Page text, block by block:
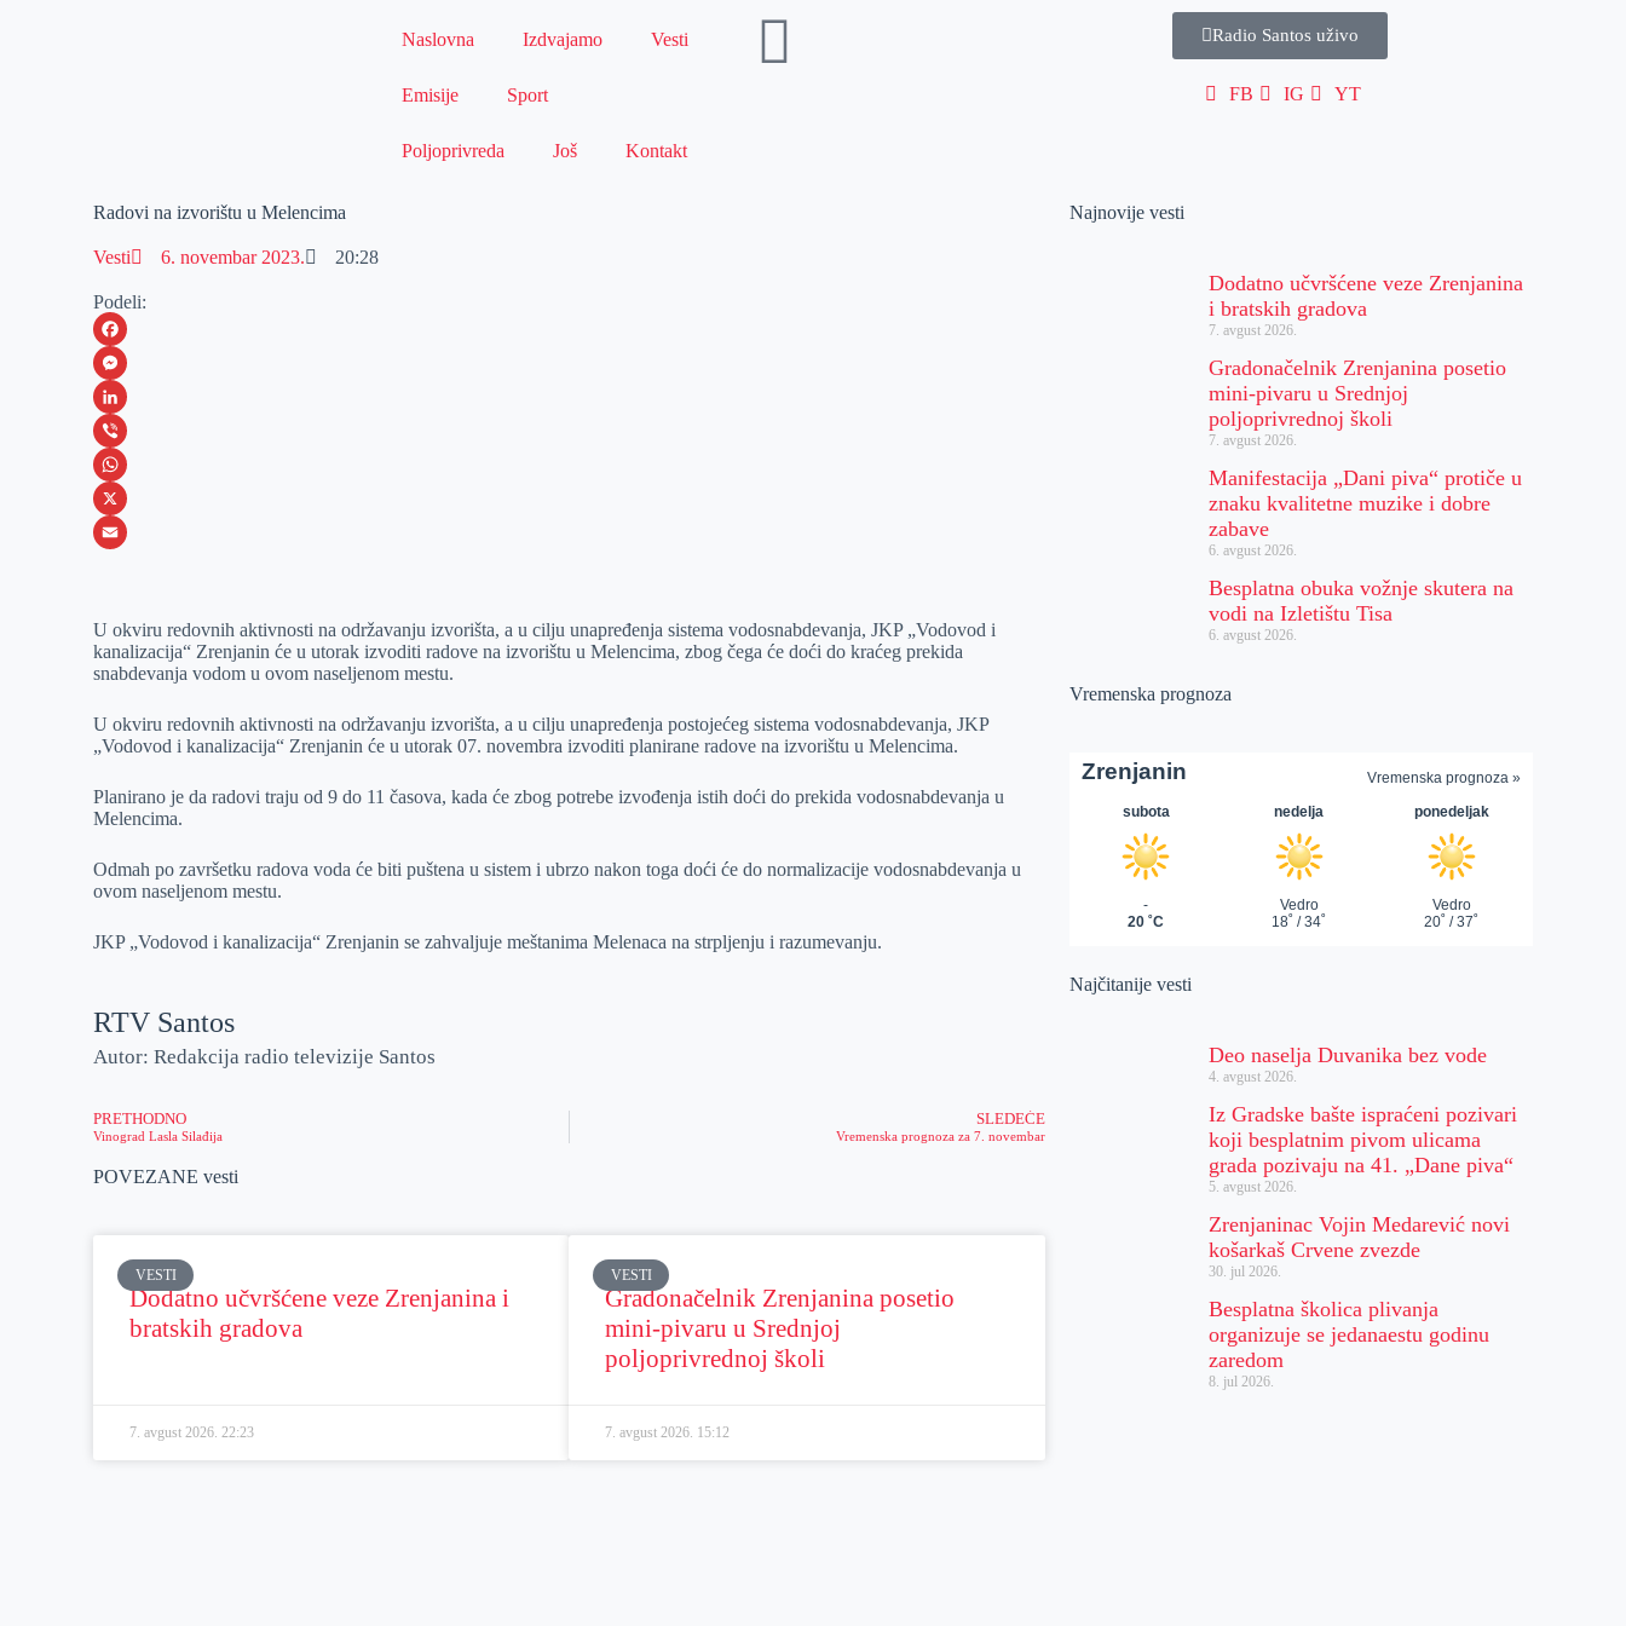
Naslovna Izdvajamo Vesti
Emisije Sport
Poljoprivreda Još Kontakt
Radio Santos uživo
FB IG YT
Radovi na izvorištu u Melencima
Vesti 6. novembar 2023. 20:28
Podeli:
F
a
c
e
b
o
M
e
s
s
e
e
r
L
i
n
k
I
n
V
i
b
W
h
s
A
p
X
a
i
U okviru redovnih aktivnosti na održavanju izvorišta, a u cilju unapređenja sistema vodosnabdevanja, JKP „Vodovod i
kanalizacija“ Zrenjanin će u utorak izvoditi radove na izvorištu u Melencima, zbog čega će doći do kraćeg prekida
snabdevanja vodom u ovom naseljenom mestu.
U okviru redovnih aktivnosti na održavanju izvorišta, a u cilju unapređenja postojećeg sistema vodosnabdevanja, JKP
„Vodovod i kanalizacija“ Zrenjanin će u utorak 07. novembra izvoditi planirane radove na izvorištu u Melencima.
Planirano je da radovi traju od 9 do 11 časova, kada će zbog potrebe izvođenja istih doći do prekida vodosnabdevanja u
Melencima.
Odmah po završetku radova voda će biti puštena u sistem i ubrzo nakon toga doći će do normalizacije vodosnabdevanja u
ovom naseljenom mestu.
JKP „Vodovod i kanalizacija“ Zrenjanin se zahvaljuje meštanima Melenaca na strpljenju i razumevanju.
RTV Santos
Autor: Redakcija radio televizije Santos
PRETHODNO
Vinograd Lasla Silađija
SLEDEĆE
Vremenska prognoza za 7. novembar
POVEZANE vesti
VESTI
Dodatno učvršćene veze Zrenjanina i
bratskih gradova
7. avgust 2026. 22:23
VESTI
Gradonačelnik Zrenjanina posetio
mini-pivaru u Srednjoj
poljoprivrednoj školi
7. avgust 2026. 15:12
Najnovije vesti
Dodatno učvršćene veze Zrenjanina
i bratskih gradova
7. avgust 2026.
Gradonačelnik Zrenjanina posetio
mini-pivaru u Srednjoj
poljoprivrednoj školi
7. avgust 2026.
Manifestacija „Dani piva“ protiče u
znaku kvalitetne muzike i dobre
zabave
6. avgust 2026.
Besplatna obuka vožnje skutera na
vodi na Izletištu Tisa
6. avgust 2026.
Vremenska prognoza
Najčitanije vesti
Deo naselja Duvanika bez vode
4. avgust 2026.
Iz Gradske bašte ispraćeni pozivari
koji besplatnim pivom ulicama
grada pozivaju na 41. „Dane piva“
5. avgust 2026.
Zrenjaninac Vojin Medarević novi
košarkaš Crvene zvezde
30. jul 2026.
Besplatna školica plivanja
organizuje se jedanaestu godinu
zaredom
8. jul 2026.